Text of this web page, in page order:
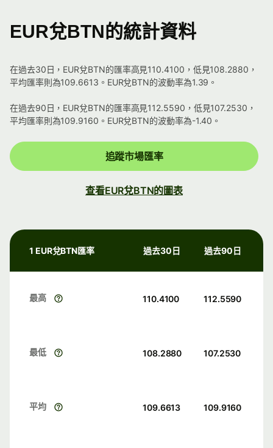
EUR兌BTN的統計資料
在過去30日，EUR兌BTN的匯率高見110.4100，低見108.2880，
平均匯率則為109.6613。EUR兌BTN的波動率為1.39。
在過去90日，EUR兌BTN的匯率高見112.5590，低見107.2530，
平均匯率則為109.9160。EUR兌BTN的波動率為-1.40。
追蹤市場匯率
查看EUR兌BTN的圖表
1 EUR兌BTN匯率 過去30日 過去90日
最高 110.4100 112.5590
最低 108.2880 107.2530
平均 109.6613 109.9160